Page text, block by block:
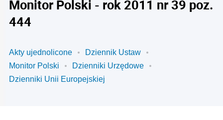
Monitor Polski - rok 2011 nr 39 poz.
444
Akty ujednolicone
Dziennik Ustaw
Monitor Polski
Dzienniki Urzędowe
Dzienniki Unii Europejskiej